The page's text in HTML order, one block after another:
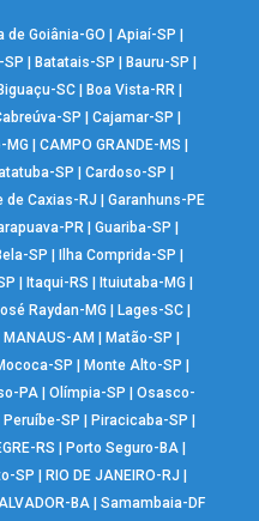
de Goiânia-GO Apiaí-SP
SP Batatais-SP Bauru-SP
Biguaçu-SC Boa Vista-RR
SP Cajamar-SP
MG |CAMPO GRANDE-MS
SP Cardoso-SP
de Caxias-RJ
Garanhuns-PE
PR| Guariba-SP
SP Ilha Comprida-SP
Itaqui-RS Ituiutaba-MG
Raydan-MG Lages-SC|
MANAUS-AM Matão-SP
SP Monte Alto-SP
PA |Olímpia-SP |Osasco-
Peruíbe-SP Piracicaba-SP
RS Porto Seguro-BA
SP RIO DE JANEIRO-RJ
BA| Samambaia-DF